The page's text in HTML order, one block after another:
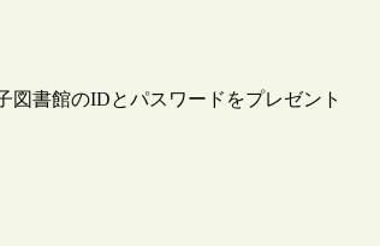
書館のIDとパスワードをプレゼント